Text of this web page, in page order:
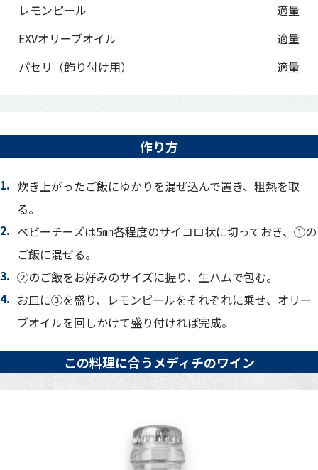
レモンピール
適量
EXVオリーブオイル
適量
パセリ（飾り付け用）
適量
作り方
炊き上がったご飯にゆかりを混ぜ込んで置き、粗熱を取
る。
ベビーチーズは5㎜各程度のサイコロ状に切っておき、①の
ご飯に混ぜる。
②のご飯をお好みのサイズに握り、生ハムで包む。
お皿に③を盛り、レモンピールをそれぞれに乗せ、オリー
ブオイルを回しかけて盛り付ければ完成。
この料理に合うメディチのワイン